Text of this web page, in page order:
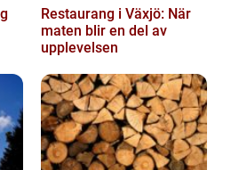
Restaurang i Växjö: När
maten blir en del av
upplevelsen